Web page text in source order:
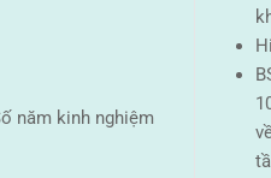
năm kinh nghiệm